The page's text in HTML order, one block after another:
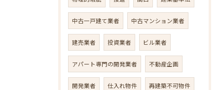
中古一戸建て業者 中古マンション業者
建売業者 投資業者 ビル業者
アパート専門の開発業者 不動産企画
開発業者 仕入れ物件 再建築不可物件